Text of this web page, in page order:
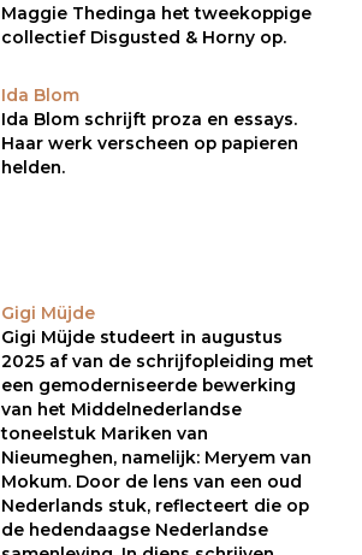
Maggie Thedinga het tweekoppige
collectief Disgusted & Horny op.
Ida Blom
Ida Blom schrijft proza en essays.
Haar werk verscheen op papieren
helden.
Gigi Müjde
Gigi Müjde studeert in augustus
2025 af van de schrijfopleiding met
een gemoderniseerde bewerking
van het Middelnederlandse
toneelstuk Mariken van
Nieumeghen, namelijk: Meryem van
Mokum. Door de lens van een oud
Nederlands stuk, reflecteert die op
de hedendaagse Nederlandse